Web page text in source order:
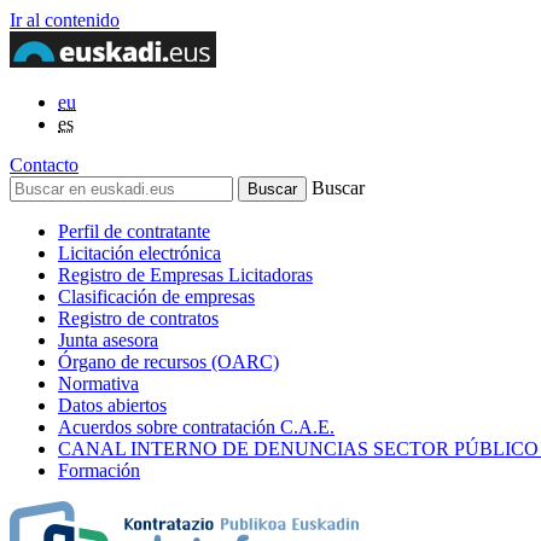
Ir al contenido
eu
es
Contacto
Buscar
Perfil de contratante
Licitación electrónica
Registro de Empresas Licitadoras
Clasificación de empresas
Registro de contratos
Junta asesora
Órgano de recursos (OARC)
Normativa
Datos abiertos
Acuerdos sobre contratación C.A.E.
CANAL INTERNO DE DENUNCIAS SECTOR
Formación